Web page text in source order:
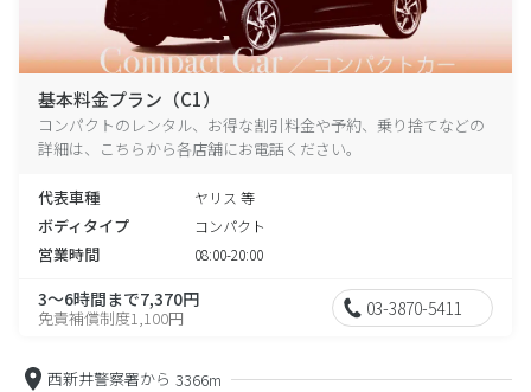
基本料金プラン（C1）
コンパクトのレンタル、お得な割引料金や予約、乗り捨てなどの
詳細は、こちらから各店舗にお電話ください。
代表車種 ヤリス 等
ボディタイプ コンパクト
営業時間 08:00-20:00
3～6時間まで7,370円
免責補償制度1,100円 03-3870-5411
西新井警察署から 3366m